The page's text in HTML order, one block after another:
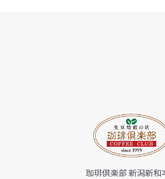
珈琲倶楽部 新潟新和